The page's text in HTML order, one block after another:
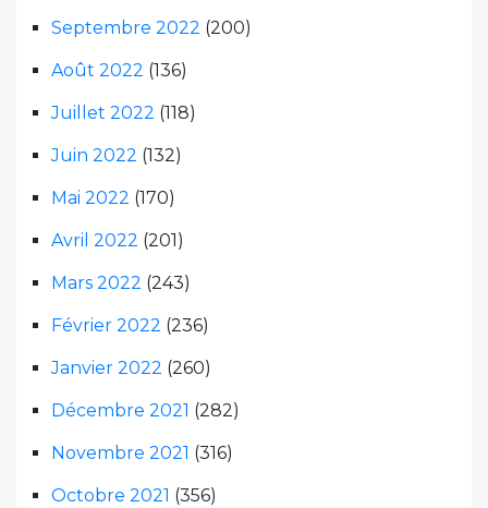
Septembre 2022 (200)
Août 2022 (136)
Juillet 2022 (118)
Juin 2022 (132)
Mai 2022 (170)
Avril 2022 (201)
Mars 2022 (243)
Février 2022 (236)
Janvier 2022 (260)
Décembre 2021 (282)
Novembre 2021 (316)
Octobre 2021 (356)